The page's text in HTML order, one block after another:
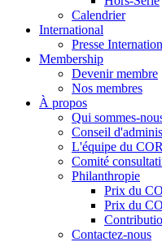
Calendrier
International
Presse
Membership
Devenir membre
Nos membres
À propos
Qui sommes-
Conseil
L'équipe du
Comité
Philanthropie
Prix du
Prix du
Contactez-nous